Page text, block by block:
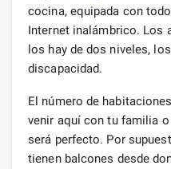
cocina, equipada con
Internet inalámbrico. Los
los hay de dos niveles,
discapacidad.
El número de
venir aquí con tu familia
será perfecto. Por
tienen balcones desde